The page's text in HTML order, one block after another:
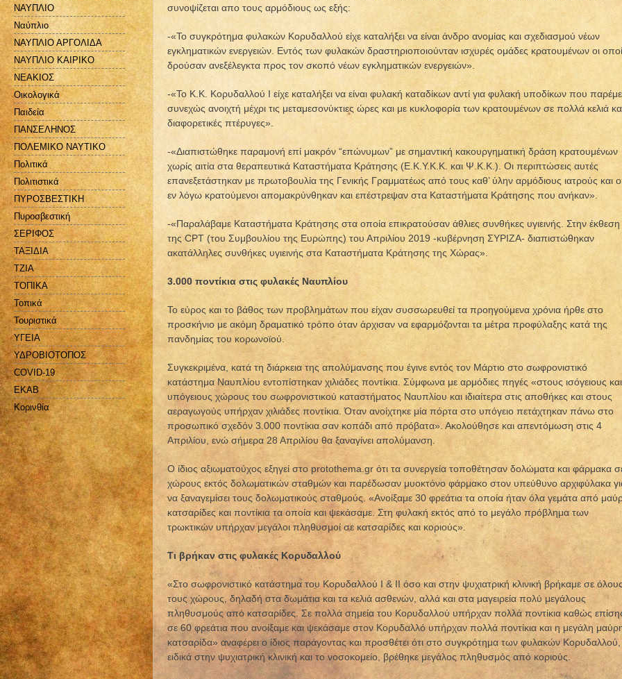
συνοψίζεται απο τους αρμόδιους ως εξής:
-«Το συγκρότημα φυλακών Κορυδαλλού είχε καταλήξει να είναι άνδρο ανομίας και σχεδιασμού νέων
εγκληματικών ενεργειών. Εντός των φυλακών δραστηριοποιούνταν ισχυρές ομάδες κρατουμένων οι
δρούσαν ανεξέλεγκτα προς τον σκοπό νέων εγκληματικών ενεργειών».
-«Το Κ.Κ. Κορυδαλλού Ι είχε καταλήξει να είναι φυλακή καταδίκων αντί για φυλακή υποδίκων που
συνεχώς ανοιχτή μέχρι τις μεταμεσονύκτιες ώρες και με κυκλοφορία των κρατουμένων σε πολλά κελιά
διαφορετικές πτέρυγες».
-«Διαπιστώθηκε παραμονή επί μακρόν “επώνυμων” με σημαντική κακουργηματική δράση κρατουμένων
χωρίς αιτία στα θεραπευτικά Καταστήματα Κράτησης (Ε.Κ.Υ.Κ.Κ. και Ψ.Κ.Κ.). Οι περιπτώσεις αυτές
επανεξετάστηκαν με πρωτοβουλία της Γενικής Γραμματέως από τους καθ’ ύλην αρμόδιους ιατρούς και
εν λόγω κρατούμενοι απομακρύνθηκαν και επέστρεψαν στα Καταστήματα Κράτησης που ανήκαν».
-«Παραλάβαμε Καταστήματα Κράτησης στα οποία επικρατούσαν άθλιες συνθήκες υγιεινής. Στην έκθεση
της CPT (του Συμβουλίου της Ευρώπης) του Απριλίου 2019 -κυβέρνηση ΣΥΡΙΖΑ- διαπιστώθηκαν
ακατάλληλες συνθήκες υγιεινής στα Καταστήματα Κράτησης της Χώρας».
3.000 ποντίκια στις φυλακές Ναυπλίου
Το εύρος και το βάθος των προβλημάτων που είχαν συσσωρευθεί τα προηγούμενα χρόνια ήρθε στο
προσκήνιο με ακόμη δραματικό τρόπο όταν άρχισαν να εφαρμόζονται τα μέτρα προφύλαξης κατά της
πανδημίας του κορωνοϊού.
Συγκεκριμένα, κατά τη διάρκεια της απολύμανσης που έγινε εντός τον Μάρτιο στο σωφρονιστικό
κατάστημα Ναυπλίου εντοπίστηκαν χιλιάδες ποντίκια. Σύμφωνα με αρμόδιες πηγές «στους ισόγειους και
υπόγειους χώρους του σωφρονιστικού καταστήματος Ναυπλίου και ιδιαίτερα στις αποθήκες και στους
αεραγωγούς υπήρχαν χιλιάδες ποντίκια. Όταν ανοίχτηκε μία πόρτα στο υπόγειο πετάχτηκαν πάνω στο
προσωπικό σχεδόν 3.000 ποντίκια σαν κοπάδι από πρόβατα». Ακολούθησε και απεντόμωση στις 4
Απριλίου, ενώ σήμερα 28 Απριλίου θα ξαναγίνει απολύμανση.
Ο ίδιος αξιωματούχος εξηγεί στο protothema.gr ότι τα συνεργεία τοποθέτησαν δολώματα και φάρμακα
χώρους εκτός δολωματικών σταθμών και παρέδωσαν μυοκτόνο φάρμακο στον υπεύθυνο αρχιφύλακα
να ξαναγεμίσει τους δολωματικούς σταθμούς. «Ανοίξαμε 30 φρεάτια τα οποία ήταν όλα γεμάτα από
κατσαρίδες και ποντίκια τα οποία και ψεκάσαμε. Στη φυλακή εκτός από το μεγάλο πρόβλημα των
τρωκτικών υπήρχαν μεγάλοι πληθυσμοί σε κατσαρίδες και κοριούς».
Τι βρήκαν στις φυλακές Κορυδαλλού
«Στο σωφρονιστικό κατάστημα του Κορυδαλλού Ι & ΙΙ όσο και στην ψυχιατρική κλινική βρήκαμε σε
τους χώρους, δηλαδή στα δωμάτια και τα κελιά ασθενών, αλλά και στα μαγειρεία πολύ μεγάλους
πληθυσμούς από κατσαρίδες. Σε πολλά σημεία του Κορυδαλλού υπήρχαν πολλά ποντίκια καθώς
σε 60 φρεάτια που ανοίξαμε και ψεκάσαμε στον Κορυδαλλό υπήρχαν πολλά ποντίκια και η μεγάλη
κατσαρίδα» αναφέρει ο ίδιος παράγοντας και προσθέτει ότι στο συγκρότημα των φυλακών Κορυδαλλού,
ειδικά στην ψυχιατρική κλινική και το νοσοκομείο, βρέθηκε μεγάλος πληθυσμός από κοριούς.
ΝΑΥΠΛΙΟ
Ναύπλιο
ΝΑΥΠΛΙΟ ΑΡΓΟΛΙΔΑ
ΝΑΥΠΛΙΟ ΚΑΙΡΙΚΟ
ΝΕΑΚΙΟΣ
Οικολογικά
Παιδεία
ΠΑΝΣΕΛΗΝΟΣ
ΠΟΛΕΜΙΚΟ ΝΑΥΤΙΚΟ
Πολιτικά
Πολιτιστικά
ΠΥΡΟΣΒΕΣΤΙΚΗ
Πυροσβεστική
ΣΕΡΙΦΟΣ
ΤΑΞΙΔΙΑ
ΤΖΙΑ
ΤΟΠΙΚΑ
Τοπικά
Τουριστικά
ΥΓΕΙΑ
ΥΔΡΟΒΙΟΤΟΠΟΣ
COVID-19
EKAB
Kορινθία